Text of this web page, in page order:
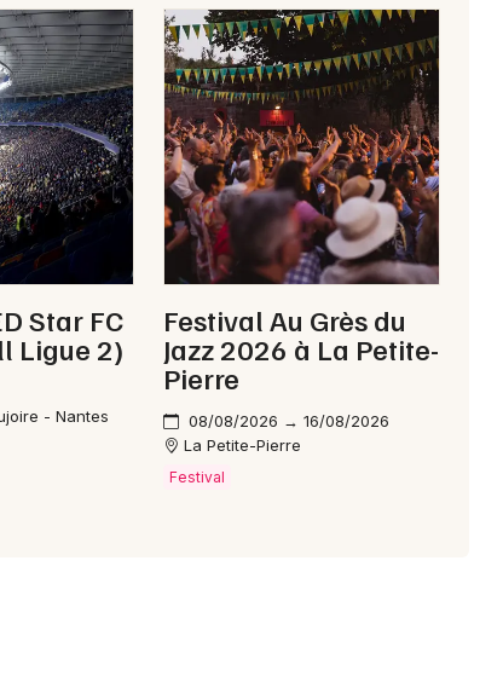
Star FC
Ligue 2)
- Nantes
Festival Au Grès du
Jazz 2026 à La Petite-
Pierre
08/08/2026 → 16/08/2026
La Petite-Pierre
Festival